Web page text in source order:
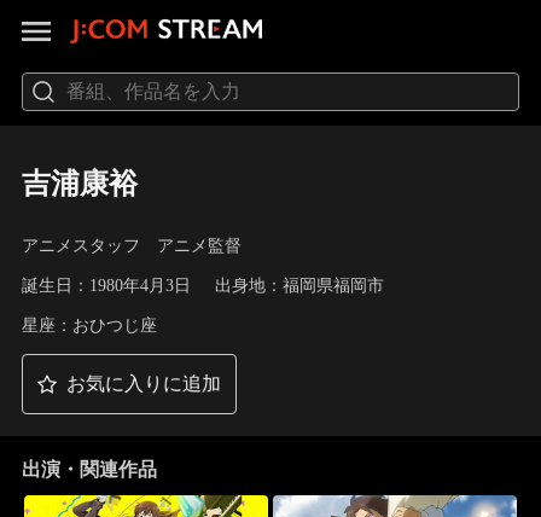
吉浦康裕
アニメスタッフ アニメ監督
誕生日：1980年4月3日 出身地：福岡県福岡市
星座：おひつじ座
お気に入りに追加
出演・関連作品